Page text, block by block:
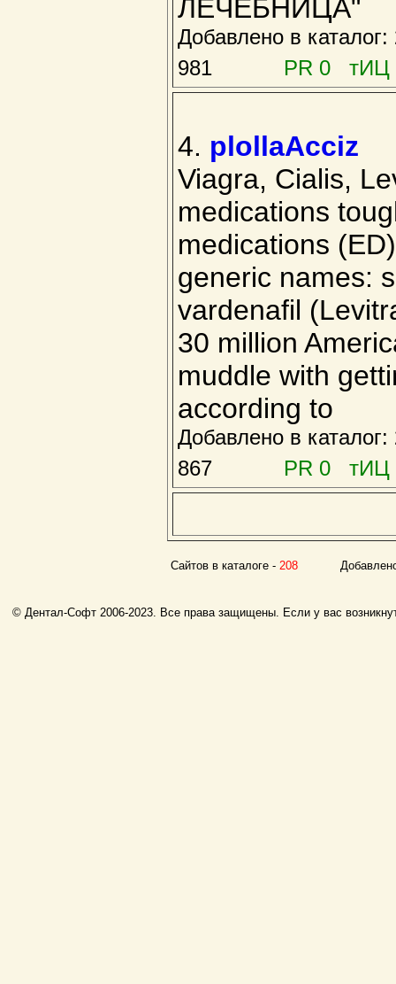
ЛЕЧЕБНИЦА"
Добавлено в
981
PR 0 тИЦ
4. plollaAcciz
Viagra, Cialis,
medications
medications
generic names:
vardenafil
30 million
muddle with
according to
Добавлено в
867
PR 0 тИЦ
Сайтов в каталоге - 208 Добавлено
© Дентал-Софт 2006-2023. Все права защищены. Если у вас